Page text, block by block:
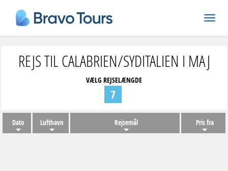
REJS TIL CALABRIEN/SYDITALIEN I MAJ
VÆLG REJSELÆNGDE
7
Dato Lufthavn Rejsemål Pris fra